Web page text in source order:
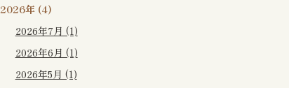
2026年 (4)
2026年7月 (1)
2026年6月 (1)
2026年5月 (1)